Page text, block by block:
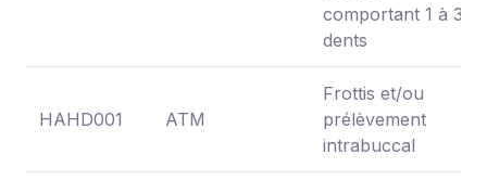
comportant 1 à 3
dents
HAHD001 ATM
Frottis et/ou
prélèvement
intrabuccal